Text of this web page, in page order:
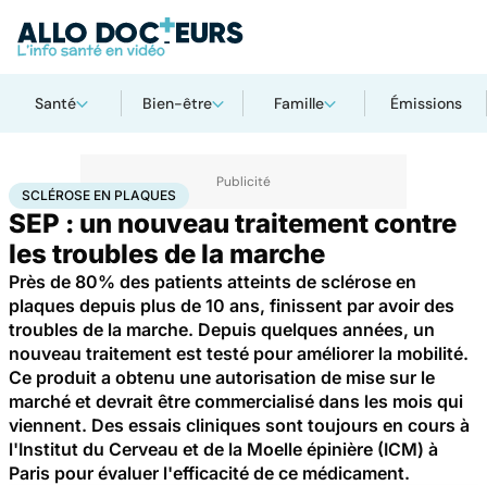
Santé Bien-être Famille Émissions
AccueilSantéSclérose en plaques
SCLÉROSE EN PLAQUES
SEP : un nouveau traitement contre
les troubles de la marche
Près de 80% des patients atteints de sclérose en
plaques depuis plus de 10 ans, finissent par avoir des
troubles de la marche. Depuis quelques années, un
nouveau traitement est testé pour améliorer la mobilité.
Ce produit a obtenu une autorisation de mise sur le
marché et devrait être commercialisé dans les mois qui
viennent. Des essais cliniques sont toujours en cours à
l'Institut du Cerveau et de la Moelle épinière (ICM) à
Paris pour évaluer l'efficacité de ce médicament.